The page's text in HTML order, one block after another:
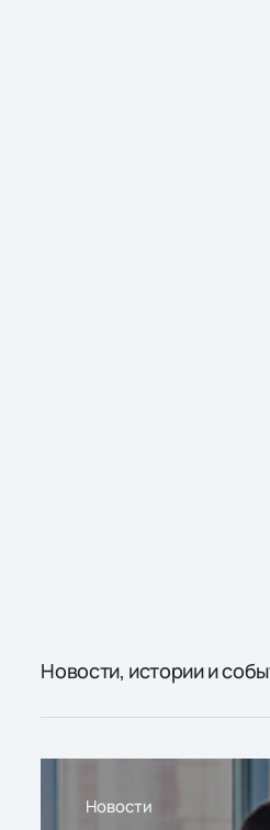
Новости, истории и
Новости